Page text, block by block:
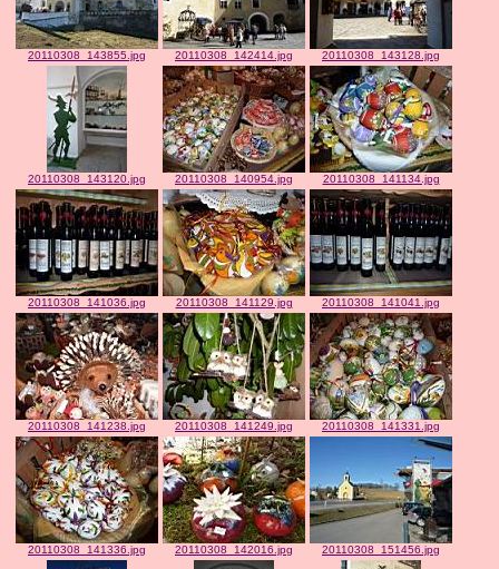
20110308_143855.jpg 20110308_142414.jpg 20110308_143128.jpg
20110308_143120.jpg 20110308_140954.jpg 20110308_141134.jpg
20110308_141036.jpg 20110308_141129.jpg 20110308_141041.jpg
20110308_141238.jpg 20110308_141249.jpg 20110308_141331.jpg
20110308_141336.jpg 20110308_142016.jpg 20110308_151456.jpg